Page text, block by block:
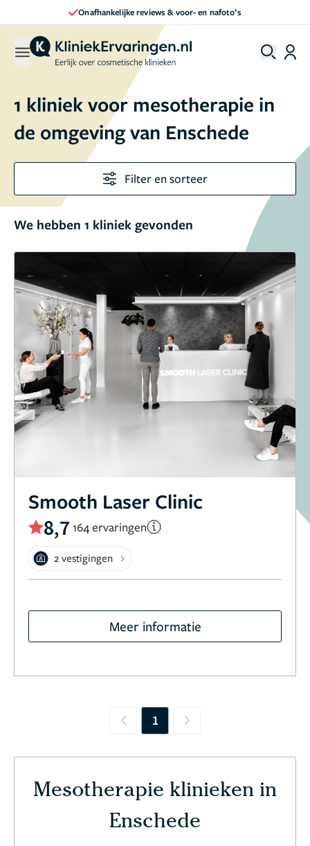
Onafhankelijke reviews & voor- en nafoto’s
1 kliniek voor mesotherapie in
de omgeving van Enschede
Filter en sorteer
We hebben 1 kliniek gevonden
Smooth Laser Clinic
8,7 164 ervaringen
2 vestigingen
Meer informatie
Previous
1 Next
Mesotherapie klinieken in
Enschede